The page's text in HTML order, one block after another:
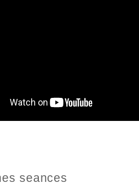
seances